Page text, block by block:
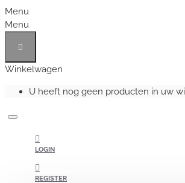
Menu
Menu
Winkelwagen
U heeft nog geen producten in uw
LOGIN
REGISTER